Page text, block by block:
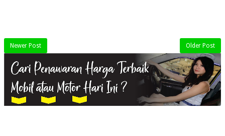
Newer Post Older Post